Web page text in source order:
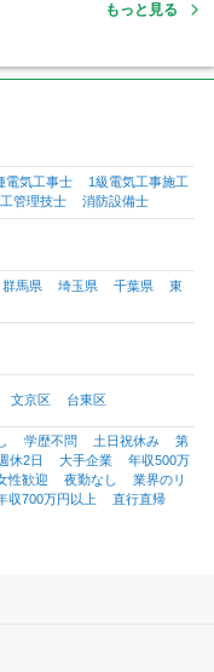
もっと見る
電気工事士
1級電気工事施工
管理技士 消防設備士
群馬県 埼玉県 千葉県
東
文京区 台東区
学歴不問 土日祝休み
第
休2日 大手企業
年収500万
性歓迎 夜勤なし
業界のリ
収700万円以上
直行直帰